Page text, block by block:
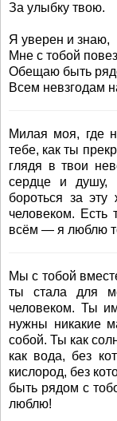
За улыбку твою.
Я уверен и знаю,
Мне с тобой
Обещаю быть
Всем невзгодам
Милая моя, где
тебе, как ты
глядя в твои
сердце и душу,
бороться за
человеком. Есть
всём — я люблю
Мы с тобой
ты стала для
человеком. Ты
нужны никакие
собой. Ты как
как вода, без
кислород, без
быть рядом с
люблю!